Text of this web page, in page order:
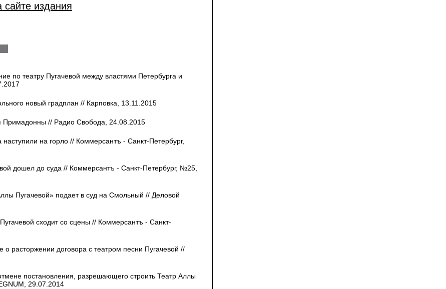
сайте издания
по театру Пугачевой между властями Петербурга и
новый градплан // Карповка, 13.11.2015
Примадонны // Радио Свобода, 24.08.2015
на горло // Коммерсантъ - Санкт-Петербург,
дошел до суда // Коммерсантъ - Санкт-Петербург, №25,
Пугачевой» подает в суд на Смольный // Деловой
сходит со сцены // Коммерсантъ - Санкт-
о расторжении договора с театром песни Пугачевой //
постановления, разрешающего строить Театр Аллы
29.07.2014